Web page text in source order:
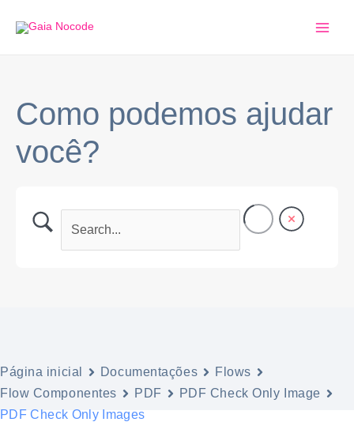
para
Como podemos ajudar
você?
Página inicial Documentações
Flows
Flow Componentes
PDF
PDF Check Only Image
PDF Check Only Images